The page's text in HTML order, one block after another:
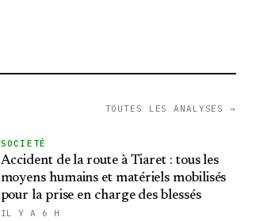
TOUTES LES ANALYSES →
SOCIETÉ
Accident de la route à Tiaret : tous les
moyens humains et matériels mobilisés
pour la prise en charge des blessés
IL Y A 6 H